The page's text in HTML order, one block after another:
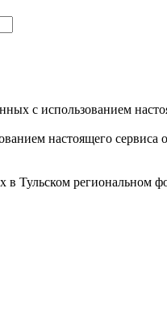
с использованием
настоящего сервиса
в Тульском региональном